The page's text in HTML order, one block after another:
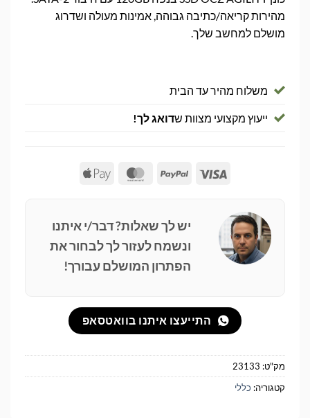
מהירות קריאה/כתיבה גבוהה, אמינות מעולה ושדרוג
מושלם למחשב שלך.
משלוח מהיר עד הבית
ייעוץ מקצועי מצוות שדואג לך!
Visa
PayPal
MasterCard
Apple
יש לך שאלות? דבר/י איתנו
ונשמח לעזור לך לבחור את
הפתרון המושלם עבורך!
התייעצו איתנו בוואטסאפ
מק"ט: 23133
קטגוריה: כללי